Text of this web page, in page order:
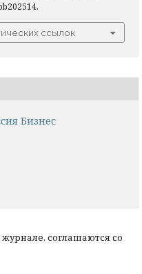
ссылок
Бизнес
соглашаются со